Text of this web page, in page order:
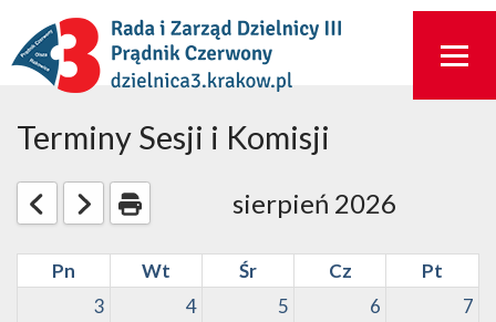
Terminy Sesji i Komisji
sierpień 2026
Pn Wt Śr Cz
Pt
3
4 5 6 7